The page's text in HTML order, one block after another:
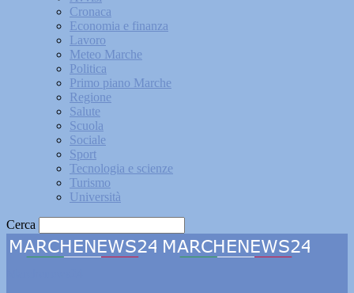
Cronaca
Economia e finanza
Lavoro
Meteo Marche
Politica
Primo piano Marche
Regione
Salute
Scuola
Sociale
Sport
Tecnologia e scienze
Turismo
Università
Cerca